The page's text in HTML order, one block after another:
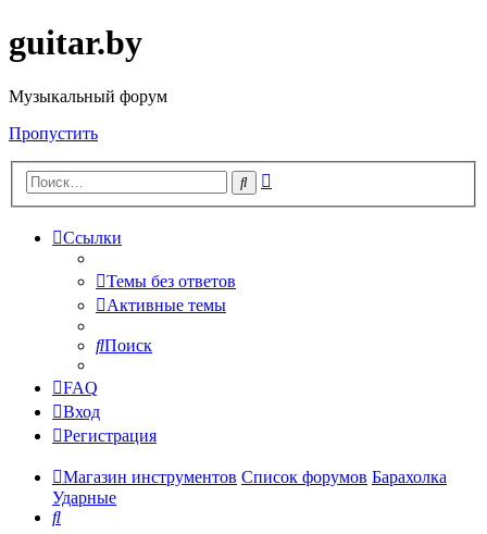
guitar.by
Музыкальный форум
Пропустить
Поиск
Ссылки
Темы без ответов
Активные темы
Поиск
FAQ
Вход
Регистрация
Магазин инструментов Список форумов Барахолка
Ударные
Поиск